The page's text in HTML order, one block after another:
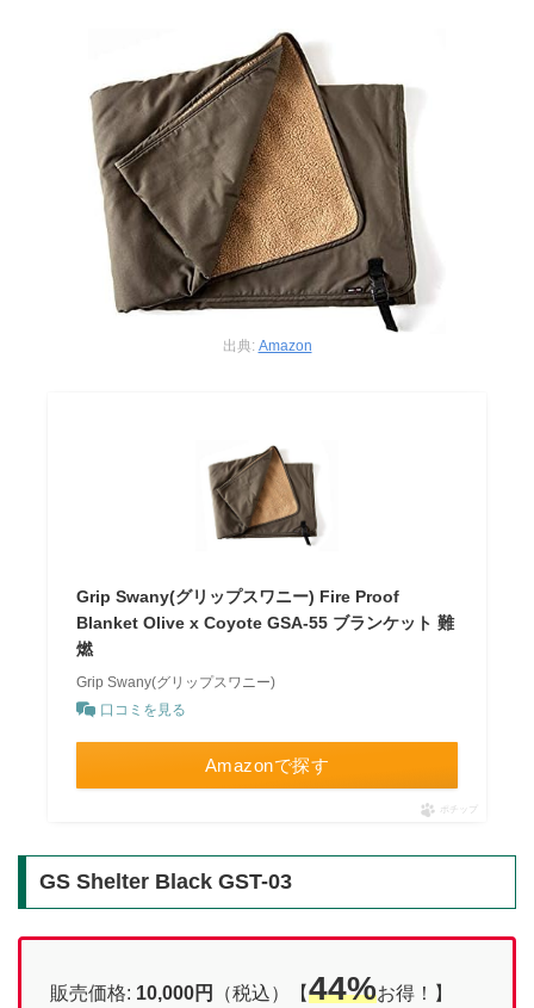
出典: Amazon
Grip Swany(グリップスワニー) Fire Proof
Blanket Olive x Coyote GSA-55 ブランケット 難
燃
Grip Swany(グリップスワニー)
口コミを見る
Amazonで探す
ポチップ
GS Shelter Black GST-03
販売価格: 10,000円 （税込）【44%お得！】